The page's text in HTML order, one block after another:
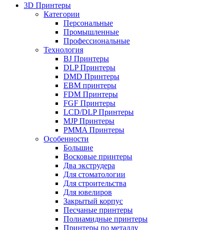
3D Принтеры
Категории
Персональные
Промышленные
Профессиональные
Технология
BJ Принтеры
DLP Принтеры
DMD Принтеры
EBM принтеры
FDM Принтеры
FGF Принтеры
LCD/DLP Принтеры
MJP Принтеры
PMMA Принтеры
Особенности
Большие
Восковые принтеры
Два экструдера
Для стоматологии
Для строительства
Для ювелиров
Закрытый корпус
Песчаные принтеры
Полиамидные принтеры
Принтеры по металлу